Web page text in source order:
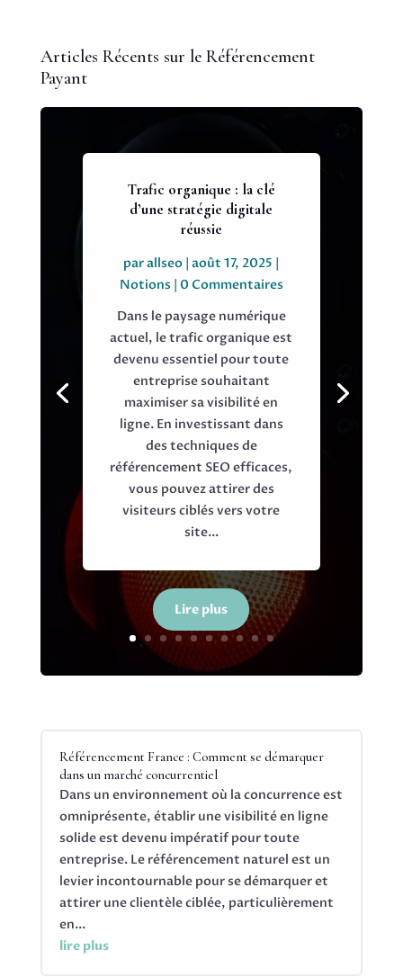
Articles Récents sur le Référencement
Payant
Trafic organique : la clé
d’une stratégie digitale
réussie
parallseo |août 17, 2025 |
Notions| 0 Commentaires
Dans le paysage numérique
actuel, le trafic organique est
devenu essentiel pour toute
entreprise souhaitant
maximiser sa visibilité en
ligne. En investissant dans
des techniques de
référencement SEO efficaces,
vous pouvez attirer des
visiteurs ciblés vers votre
site...
Lire plus
Référencement France : Comment se démarquer
dans un marché concurrentiel
Dans un environnement où la concurrence est
omniprésente, établir une visibilité en ligne
solide est devenu impératif pour toute
entreprise. Le référencement naturel est un
levier incontournable pour se démarquer et
attirer une clientèle ciblée, particulièrement
en...
lire plus